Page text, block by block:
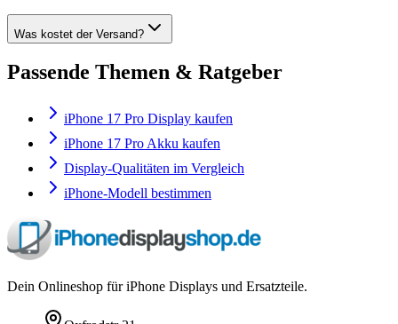
Was kostet der Versand?
Passende Themen & Ratgeber
iPhone 17 Pro Display kaufen
iPhone 17 Pro Akku kaufen
Display-Qualitäten im Vergleich
iPhone-Modell bestimmen
Dein Onlineshop für iPhone Displays und Ersatzteile.